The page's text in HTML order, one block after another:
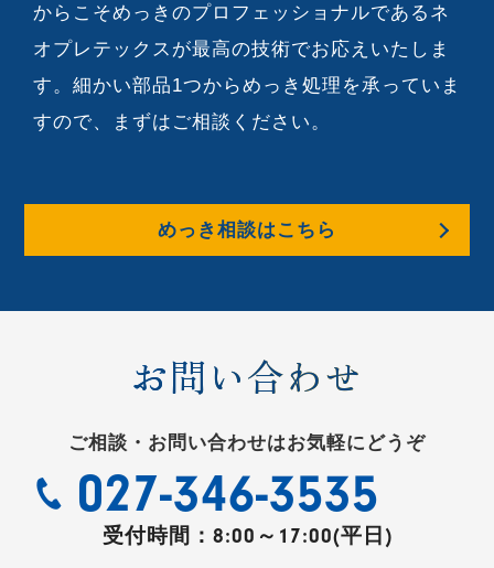
からこそめっきのプロフェッショナルであるネ
オプレテックスが最高の技術でお応えいたしま
す。細かい部品1つからめっき処理を承っていま
すので、まずはご相談ください。
めっき相談はこちら
お問い合わせ
ご相談・お問い合わせはお気軽にどうぞ
027-346-3535
受付時間： 8:00～17:00(平日)